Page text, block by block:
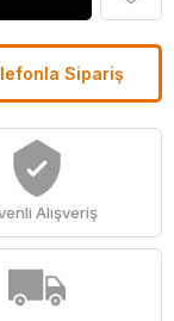
Sipariş
Alışveriş